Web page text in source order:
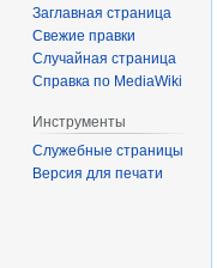
Заглавная страница
Свежие правки
Случайная страница
Справка по MediaWiki
Инструменты
Служебные страницы
Версия для печати